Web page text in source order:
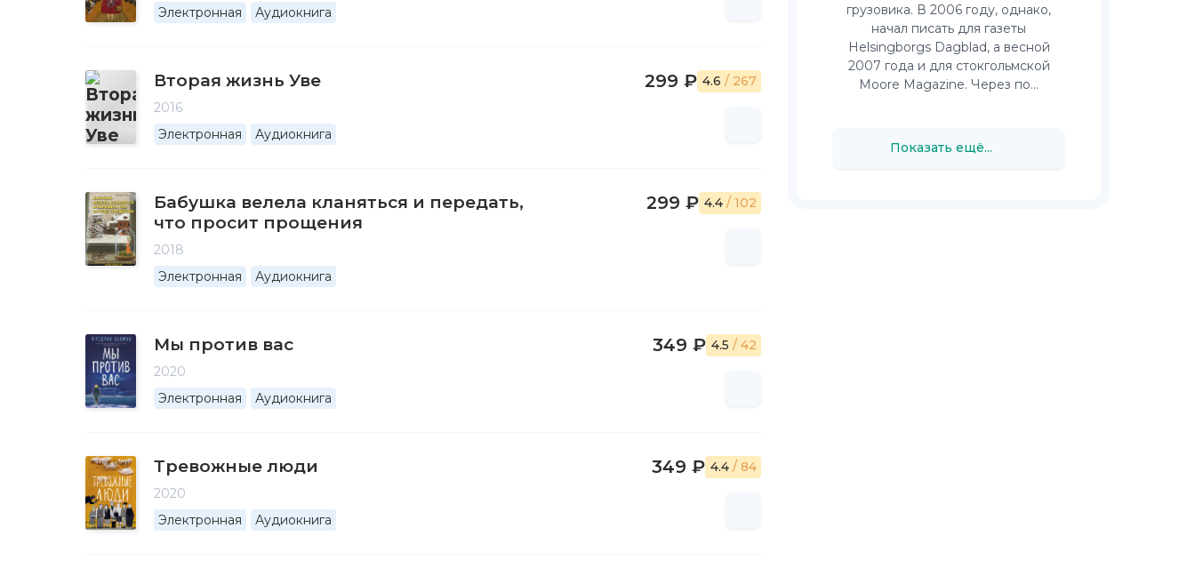
Электронная
Аудиокнига
Вторая жизнь Уве
2016
Электронная
Аудиокнига
299 ₽ 4.6 / 267
Бабушка велела кланяться и передать,
что просит прощения
2018
Электронная
Аудиокнига
299 ₽ 4.4 / 102
Мы против вас
2020
Электронная
Аудиокнига
349 ₽ 4.5 / 42
Тревожные люди
2020
Электронная
Аудиокнига
349 ₽ 4.4 / 84
грузовика. В 2006 году, однако,
начал писать для газеты
Helsingborgs Dagblad, а весной
2007 года и для стокгольмской
Moore Magazine. Через по...
Показать ещё...